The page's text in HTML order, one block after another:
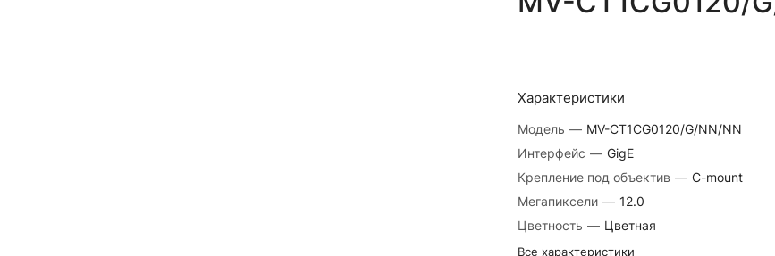
Характеристики
Модель — MV-CT1CG0120/G/NN/NN
Интерфейс — GigE
Крепление под объектив — C-mount
Мегапиксели — 12.0
Цветность — Цветная
Все характеристики